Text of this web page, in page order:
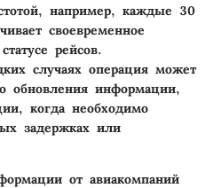
например, каждые 30
своевременное
рейсов.
случаях операция может
обновления информации,
когда необходимо
задержках или
от авиакомпаний